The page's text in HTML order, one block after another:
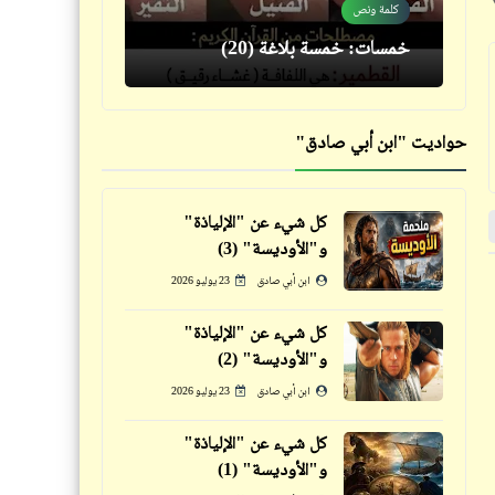
نصائح للناصح والمنصوح | صحصح
وانصح واتنصح (4)
صفحة لم تنطوِ بعد من تاريخ
الزمالك التليد .. ربنا يستر وما
تطوّلش كتير
فيدراديو
كلمة ونص
خمسات: خمسة بلاغة (20)
سؤال
هل تسير "مصر" في طريق
"الفلبين"؟
فيدراديو
فيديو يثبت إن يوم القيامة قرّب
حواديت "ابن أبي صادق"
كل شيء عن "الإلياذة"
و"الأوديسة" (3)
ابن أبي صادق 23 يوليو 2026
كل شيء عن "الإلياذة"
و"الأوديسة" (2)
ابن أبي صادق 23 يوليو 2026
كل شيء عن "الإلياذة"
و"الأوديسة" (1)